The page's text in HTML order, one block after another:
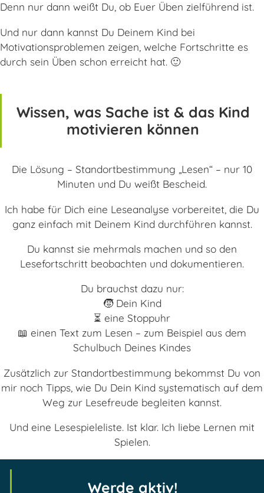
Denn nur dann weißt Du, ob Euer Üben zielführend ist.
Und nur dann kannst Du Deinem Kind bei
Motivationsproblemen zeigen, welche Fortschritte es
durch sein Üben schon erreicht hat. 🙂
Wissen, was Sache ist & das Kind
motivieren können
Die Lösung – Standortbestimmung „Lesen“ – nur 10
Minuten und Du weißt Bescheid.
Ich habe für Dich eine Leseanalyse vorbereitet, die Du
ganz einfach mit Deinem Kind durchführen kannst.
Du kannst sie mehrmals machen und so den
Lesefortschritt beobachten und dokumentieren.
Du brauchst dazu nur:
🧒 Dein Kind
⏳ eine Stoppuhr
📖 einen Text zum Lesen – zum Beispiel aus dem
Schulbuch Deines Kindes
Zusätzlich zur Standortbestimmung bekommst Du von
mir noch Tipps, wie Du Dein Kind systematisch auf dem
Weg zur Lesefreude begleiten kannst.
Und eine Lesespieleliste. Ist klar. Ich liebe Lernen mit
Spielen.
Werde aktiv!